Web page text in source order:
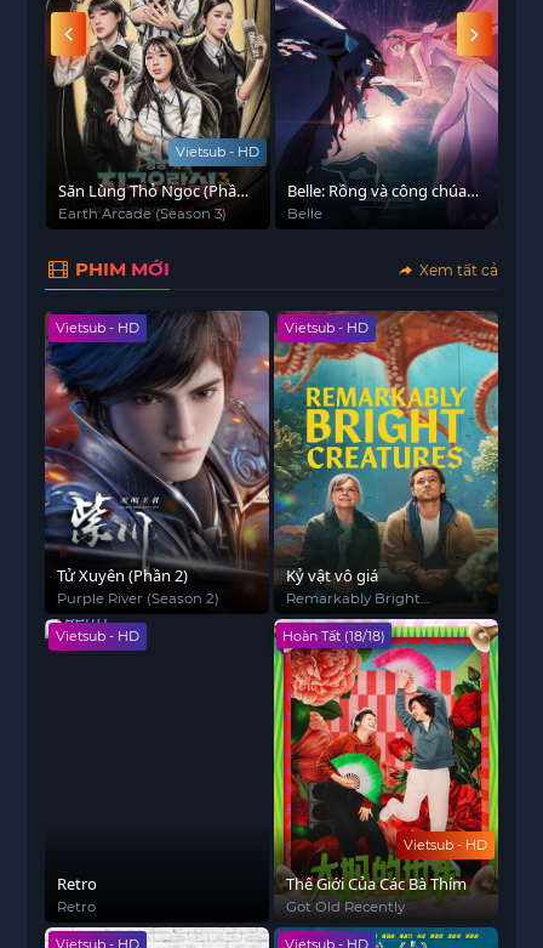
Vietsub - HD
Săn Lùng Thỏ Ngọc (Phần
3)
Earth Arcade (Season 3)
Belle: Rồng và công chúa
tàn nhang
Belle
PHIM MỚI Xem tất cả
Vietsub - HD
Tử Xuyên (Phần 2)
Purple River (Season 2)
Vietsub - HD
Kỷ vật vô giá
Remarkably Bright
Creatures
Vietsub - HD
Retro
Retro
Vietsub - HD
Hoàn Tất (18/18)
Thế Giới Của Các Bà Thím
Got Old Recently
Vietsub - HD Vietsub - HD